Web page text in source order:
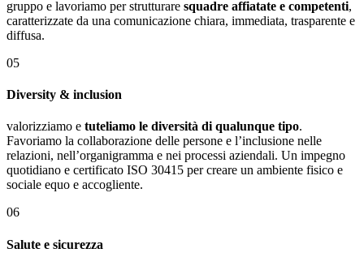
gruppo e lavoriamo per strutturare squadre affiatate e competenti,
caratterizzate da una comunicazione chiara, immediata, trasparente e
diffusa.
05
Diversity & inclusion
valorizziamo e tuteliamo le diversità di qualunque tipo.
Favoriamo la collaborazione delle persone e l’inclusione nelle
relazioni, nell’organigramma e nei processi aziendali. Un impegno
quotidiano e certificato ISO 30415 per creare un ambiente fisico e
sociale equo e accogliente.
06
Salute e sicurezza